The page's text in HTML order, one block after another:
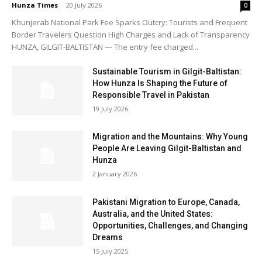
Hunza Times - 20 July 2026 0
Khunjerab National Park Fee Sparks Outcry: Tourists and Frequent
Border Travelers Question High Charges and Lack of Transparency
HUNZA, GILGIT-BALTISTAN — The entry fee charged...
Sustainable Tourism in Gilgit-Baltistan:
How Hunza Is Shaping the Future of
Responsible Travel in Pakistan
19 July 2026
Migration and the Mountains: Why Young
People Are Leaving Gilgit-Baltistan and
Hunza
2 January 2026
Pakistani Migration to Europe, Canada,
Australia, and the United States:
Opportunities, Challenges, and Changing
Dreams
15 July 2025